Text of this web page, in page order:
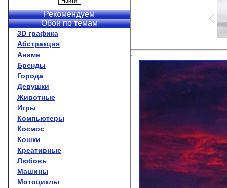
Рекомендуем
Обои по темам
3D графика
Абстракция
Аниме
Бренды
Города
Девушки
Животные
Игры
Компьютеры
Космос
Кошки
Креативные
Любовь
Машины
Мотоциклы